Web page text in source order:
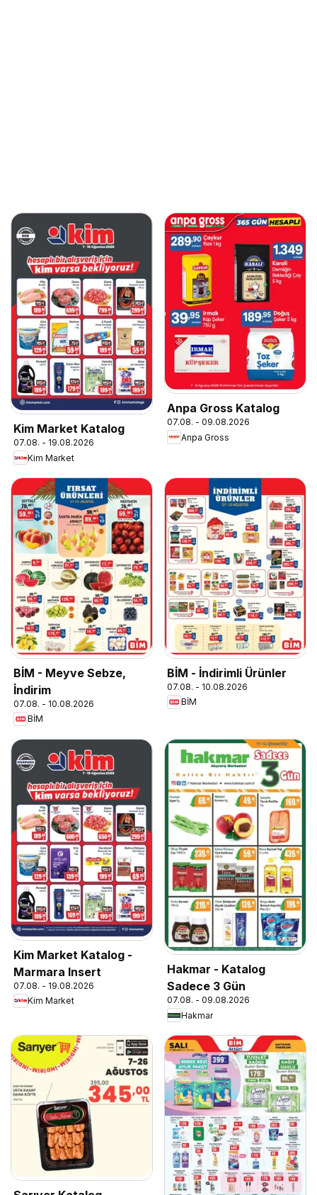
Kim Market Katalog
07.08. - 19.08.2026
Kim Market
Anpa Gross Katalog
07.08. - 09.08.2026
Anpa Gross
BİM - Meyve Sebze,
İndirim
07.08. - 10.08.2026
BİM
BİM - İndirimli Ürünler
07.08. - 10.08.2026
BİM
Kim Market Katalog -
Marmara Insert
07.08. - 19.08.2026
Kim Market
Hakmar - Katalog
Sadece 3 Gün
07.08. - 09.08.2026
Hakmar